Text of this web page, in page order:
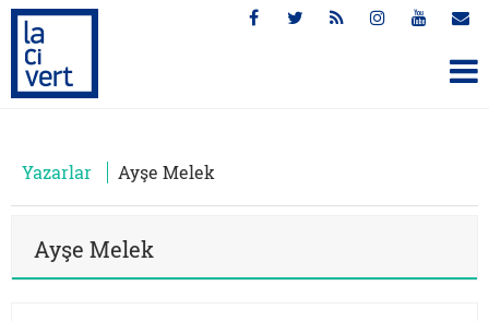
Yazarlar Ayşe Melek
Ayşe Melek